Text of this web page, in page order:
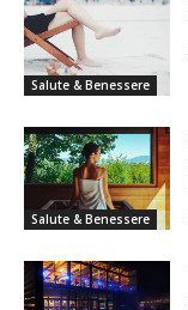
Salute & Benessere
Salute & Benessere